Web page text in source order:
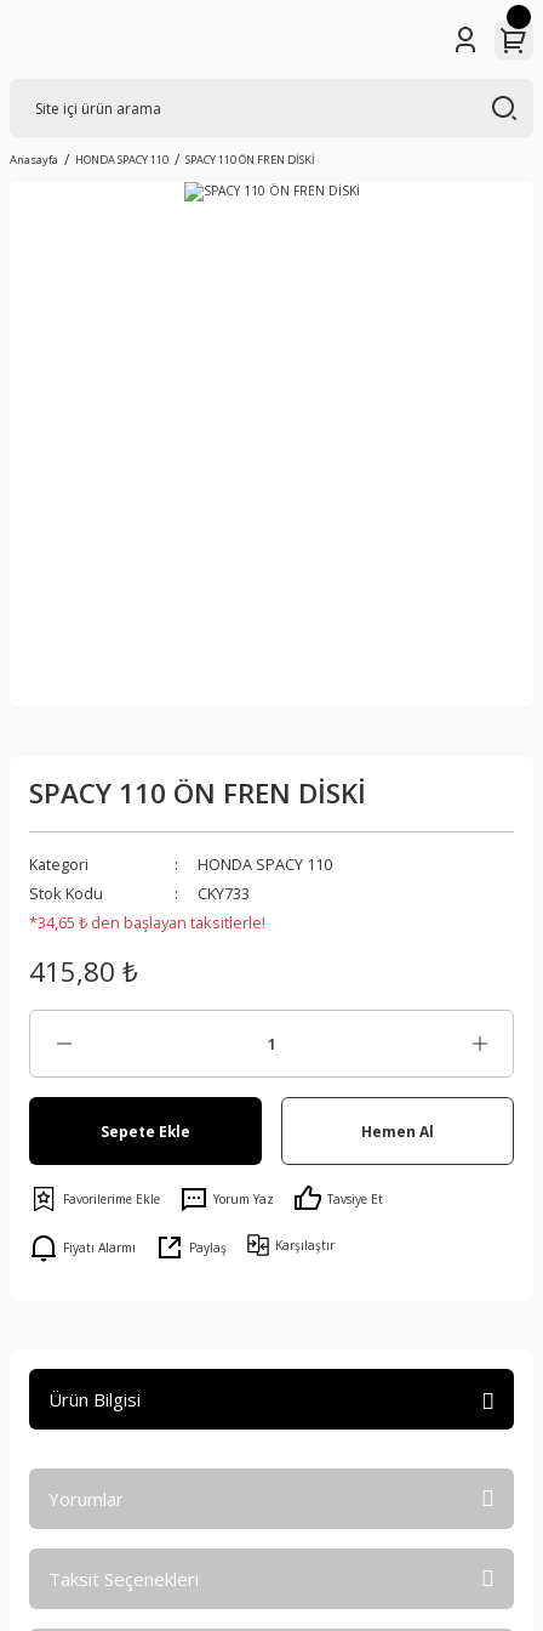
Anasayfa HONDA SPACY 110 SPACY 110 ÖN FREN DİSKİ
SPACY 110 ÖN FREN DİSKİ
Kategori
HONDA SPACY 110
Stok Kodu
CKY733
*34,65 ₺ den başlayan taksitlerle!
415,80 ₺
Sepete Ekle Hemen Al
Yorum Yaz Tavsiye Et
Fiyatı Alarmı Paylaş Karşılaştır
Ürün Bilgisi
Yorumlar
Taksit Seçenekleri